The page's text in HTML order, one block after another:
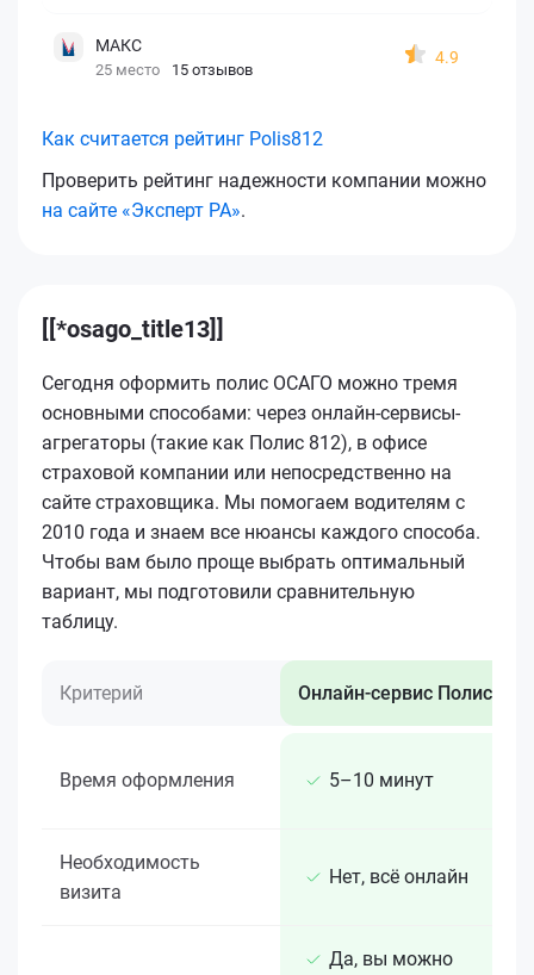
МАКС
25 место 15 отзывов
4.9
Как считается рейтинг Polis812
Проверить рейтинг надежности компании можно
на сайте «Эксперт РА».
[[*osago_title13]]
Сегодня оформить полис ОСАГО можно тремя
основными способами: через онлайн-сервисы-
агрегаторы (такие как Полис 812), в офисе
страховой компании или непосредственно на
сайте страховщика. Мы помогаем водителям с
2010 года и знаем все нюансы каждого способа.
Чтобы вам было проще выбрать оптимальный
вариант, мы подготовили сравнительную
таблицу.
Критерий Онлайн-сервис Полис 812
Время оформления 5–10 минут
Необходимость
визита
Нет, всё онлайн
Да, вы можно